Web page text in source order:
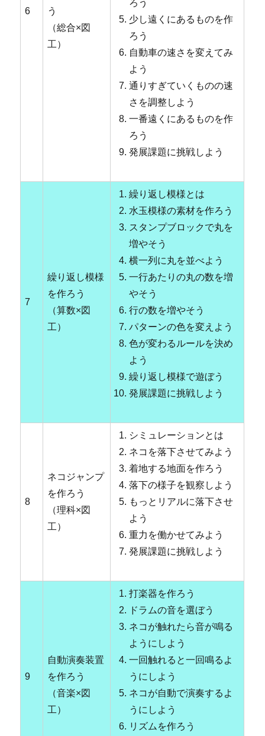
6
う
（総合×図
工）
ろう
少し遠くにあるものを作
ろう
自動車の速さを変えてみ
よう
通りすぎていくものの速
さを調整しよう
一番遠くにあるものを作
ろう
発展課題に挑戦しよう
7
繰り返し模様
を作ろう
（算数×図
工）
繰り返し模様とは
水玉模様の素材を作ろう
スタンプブロックで丸を
増やそう
横一列に丸を並べよう
一行あたりの丸の数を増
やそう
行の数を増やそう
パターンの色を変えよう
色が変わるルールを決め
よう
繰り返し模様で遊ぼう
発展課題に挑戦しよう
8
ネコジャンプ
を作ろう
（理科×図
工）
シミュレーションとは
ネコを落下させてみよう
着地する地面を作ろう
落下の様子を観察しよう
もっとリアルに落下させ
よう
重力を働かせてみよう
発展課題に挑戦しよう
9
自動演奏装置
を作ろう
（音楽×図
工）
打楽器を作ろう
ドラムの音を選ぼう
ネコが触れたら音が鳴る
ようにしよう
一回触れると一回鳴るよ
うにしよう
ネコが自動で演奏するよ
うにしよう
リズムを作ろう